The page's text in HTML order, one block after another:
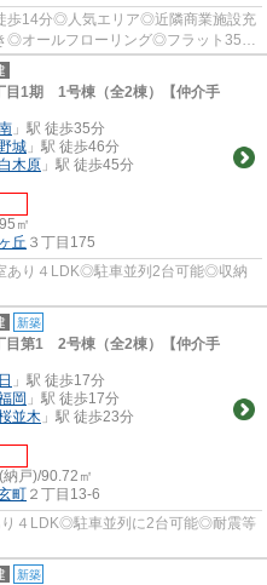
歩14分◎人気エリア◎近隣商業施設充
オールフローリング◎フラット35S
目1期 1号棟（全2棟）【仲介手
」駅 徒歩35分
城 」駅 徒歩46分
木原 」駅 徒歩45分
㎡
丘 ３丁目175
り４LDK◎駐車並列2台可能◎収納
新築
目第1 2号棟（全2棟）【仲介手
」駅 徒歩17分
岡 」駅 徒歩17分
並木 」駅 徒歩23分
戸)/90.72㎡
町 ２丁目13-6
４LDK◎駐車並列に2台可能◎耐震等
新築